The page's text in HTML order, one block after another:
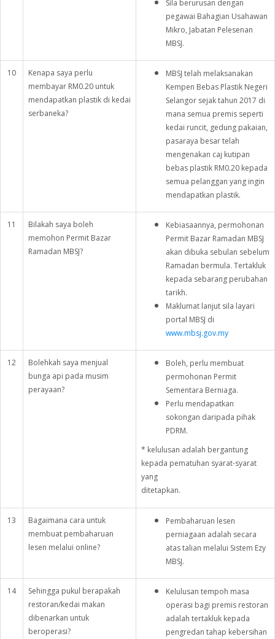
Sila berurusan dengan
pegawai Bahagian Usahawan
Mikro, Jabatan Pelesenan
MBSJ.
10
Kenapa saya perlu
membayar RM0.20 untuk
mendapatkan plastik di kedai
serbaneka?
MBSJ telah melaksanakan
Kempen Bebas Plastik Negeri
Selangor sejak tahun 2017 di
mana semua premis seperti
kedai runcit, gedung pakaian,
pasaraya besar telah
mengenakan caj kutipan
bebas plastik RM0.20 kepada
semua pelanggan yang ingin
mendapatkan plastik.
11
Bilakah saya boleh
memohon Permit Bazar
Ramadan MBSJ?
Kebiasaannya, permohonan
Permit Bazar Ramadan MBSJ
akan dibuka sebulan sebelum
Ramadan bermula. Tertakluk
kepada sebarang perubahan
tarikh.
Maklumat lanjut sila layari
portal MBSJ di
www.mbsj.gov.my
12
Bolehkah saya menjual
bunga api pada musim
perayaan?
Boleh, perlu membuat
permohonan Permit
Sementara Berniaga.
Perlu mendapatkan
sokongan daripada pihak
PDRM.
* kelulusan adalah bergantung
kepada pematuhan syarat-syarat
yang
ditetapkan.
13
Bagaimana cara untuk
membuat pembaharuan
lesen melalui online?
Pembaharuan lesen
perniagaan adalah secara
atas talian melalui Sistem Ezy
MBSJ.
14
Sehingga pukul berapakah
restoran/kedai makan
dibenarkan untuk
beroperasi?
Kelulusan tempoh masa
operasi bagi premis restoran
adalah tertakluk kepada
pengredan tahap kebersihan